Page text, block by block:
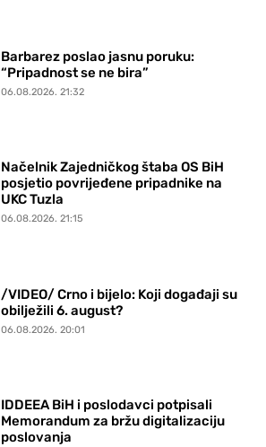
Barbarez poslao jasnu poruku:
“Pripadnost se ne bira”
06.08.2026. 21:32
Načelnik Zajedničkog štaba OS BiH
posjetio povrijeđene pripadnike na
UKC Tuzla
06.08.2026. 21:15
/VIDEO/ Crno i bijelo: Koji događaji su
obilježili 6. august?
06.08.2026. 20:01
IDDEEA BiH i poslodavci potpisali
Memorandum za bržu digitalizaciju
poslovanja